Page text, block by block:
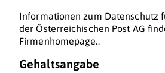
Informationen zum Datenschutz
der Österreichischen Post AG
Firmenhomepage..
Gehaltsangabe